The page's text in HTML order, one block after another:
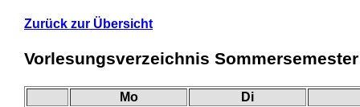
Zurück zur Übersicht
Vorlesungsverzeichnis Sommersemester
Mo Di